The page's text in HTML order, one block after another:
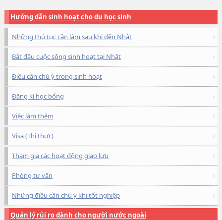
Hướng dẫn sinh hoạt cho du học sinh
Những thủ tục cần làm sau khi đến Nhật
Bắt đầu cuộc sống sinh hoạt tại Nhật
Điều cần chú ý trong sinh hoạt
Đăng kí học bổng
Việc làm thêm
Visa (Thị thực)
Tham gia các hoạt động giao lưu
Phòng tư vấn
Những điều cần chú ý khi tốt nghiệp
Quản lý rủi ro dành cho người nước ngoài